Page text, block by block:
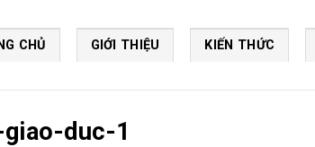
CHỦ GIỚI THIỆU KIẾN THỨC
duc-1